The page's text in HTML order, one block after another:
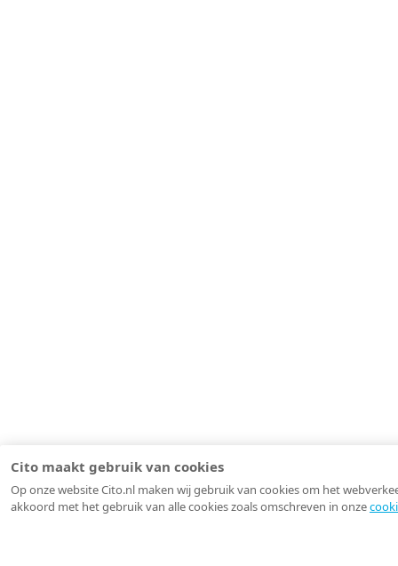
Cito maakt gebruik van cookies
Op onze website Cito.nl maken wij gebruik van cookies om het
akkoord met het gebruik van alle cookies zoals omschreven in onze